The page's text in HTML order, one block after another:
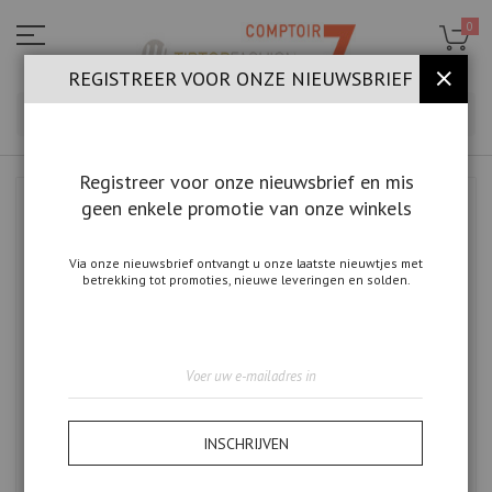
naar
de
inhoud
0
einde
REGISTREER VOOR ONZE NIEUWSBRIEF
Registreer voor onze nieuwsbrief en mis
geen enkele promotie van onze winkels
Via onze nieuwsbrief ontvangt u onze laatste nieuwtjes met
betrekking tot promoties, nieuwe leveringen en solden.
op
onze
INSCHRIJVEN